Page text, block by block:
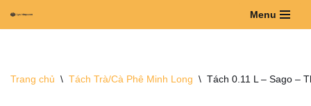
dung
Menu
Trang chủ \ Tách Trà/Cà Phê Minh Long \ Tách 0.11 L – Sago –